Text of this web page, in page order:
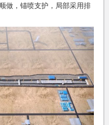
做，锚喷支护，局部采用排